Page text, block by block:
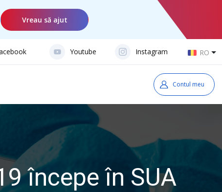
Vreau să ajut
Youtube Instagram RO
Contul meu
începe în SUA